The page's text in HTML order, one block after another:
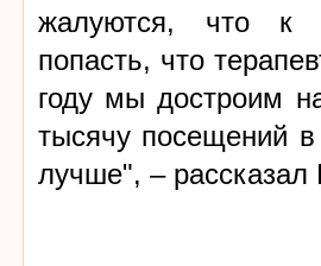
жалуются, что к
попасть, что
году мы достроим
тысячу посещений
лучше", – рассказал